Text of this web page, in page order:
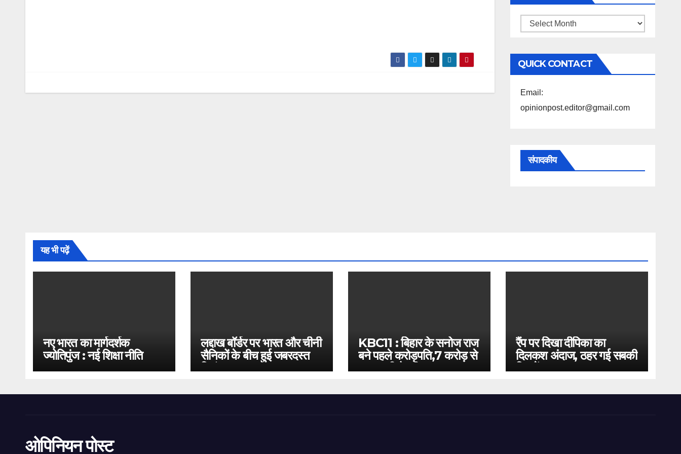
महिने
अनुसार
पढ़ें
QUICK CONTACT
Email:
opinionpost.editor@gmail.com
संपादकीय
यह भी पढ़ें
नए भारत का मार्गदर्शक
ज्योतिपुंज : नई शिक्षा नीति
2020
लद्दाख बॉर्डर पर भारत और चीनी
सैनिकों के बीच हुई जबरदस्त
भिड़ंत
KBC11 : बिहार के सनोज राज
बने पहले करोड़पति,7 करोड़ से
बस इतनी है दूरी
रैंप पर दिखा दीपिका का
दिलकश अंदाज, ठहर गई सबकी
निगाहें
ओपिनियन पोस्ट